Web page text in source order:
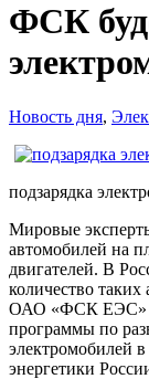
ФСК
Новость дня,
подзарядка
Мировые
автомобилей на
двигателей. В
количество таких
ОАО «ФСК ЕЭС»
программы по
электромобилей
энергетики